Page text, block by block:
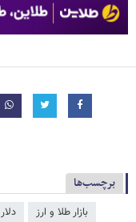
برچسب‌ها
بازار طلا و ارز دلار